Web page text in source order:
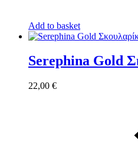
Add to basket
Serephina Gold
22,00 €